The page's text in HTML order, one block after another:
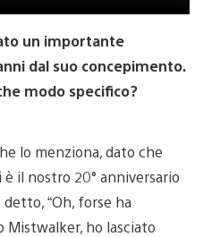
un importante
dal suo concepimento.
modo specifico?
lo menziona, dato che
il nostro 20° anniversario
“Oh, forse ha
Mistwalker, ho lasciato